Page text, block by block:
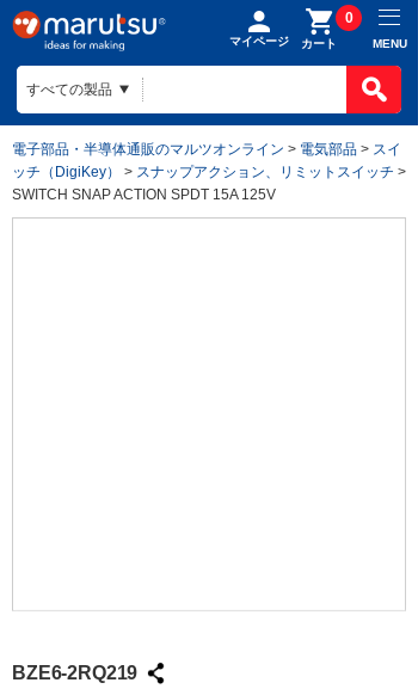
マイページ カート
0
MENU
電子部品・半導体通販のマルツオンライン > 電気部品 > スイ
ッチ（DigiKey）
> スナップアクション、リミットスイッチ >
SWITCH SNAP ACTION SPDT 15A 125V
BZE6-2RQ219